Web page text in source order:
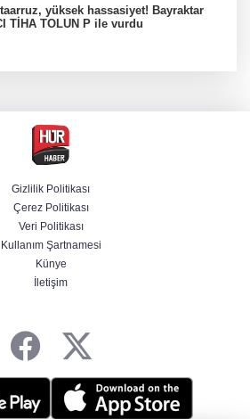
yüksek hassasiyet! Bayraktar
TİHA TOLUN P ile vurdu
"değnekçilik" operasyonu: 10
teklifine Türk tarafından kabul,
ret
iktidar partisi ile muhalefet
Gizlilik Politikası
Çerez Politikası
Veri Politikası
Kullanım Şartnamesi
Künye
İletişim